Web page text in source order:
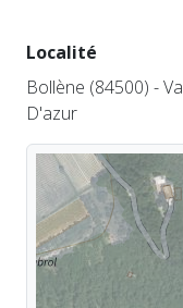
Localité
Bollène (84500) -
D'azur